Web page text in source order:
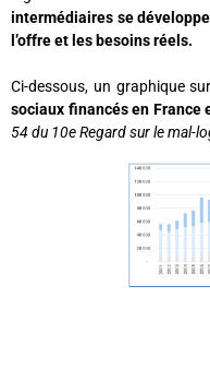
intermédiaires se
l’offre et les besoins réels.
Ci-dessous, un graphique
sociaux financés en France
54 du 10e Regard sur le mal-